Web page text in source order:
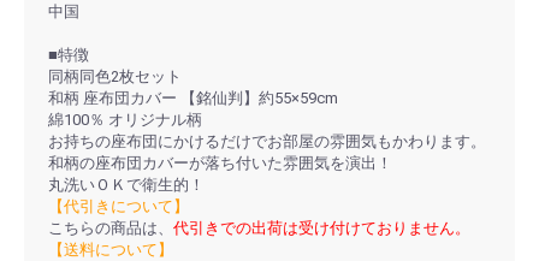
中国
■特徴
同柄同色2枚セット
和柄 座布団カバー 【銘仙判】約55×59cm
綿100％ オリジナル柄
お持ちの座布団にかけるだけでお部屋の雰囲気もかわります。
和柄の座布団カバーが落ち付いた雰囲気を演出！
丸洗いＯＫで衛生的！
【代引きについて】
こちらの商品は、 代引きでの出荷は受け付けておりません。
【送料について】